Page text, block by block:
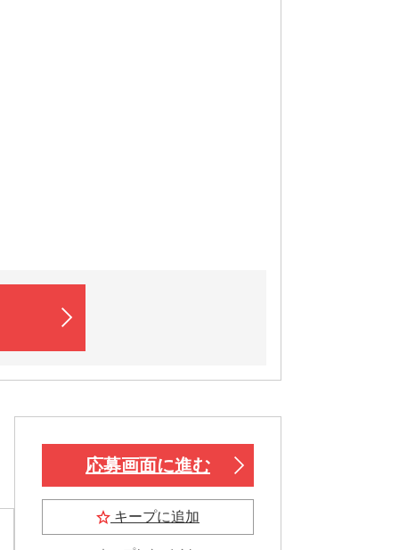
応募画面に進む
キープに追加